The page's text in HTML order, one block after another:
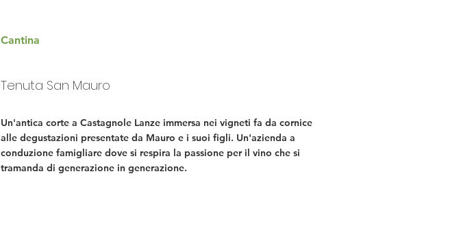
Cantina
Tenuta San Mauro
Un'antica corte a Castagnole Lanze immersa nei vigneti fa da cornice
alle degustazioni presentate da Mauro e i suoi figli. Un'azienda a
conduzione famigliare dove si respira la passione per il vino che si
tramanda di generazione in generazione.